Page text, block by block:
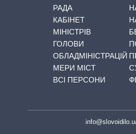
РАДА
КАБІНЕТ
МІНІСТРІВ
ГОЛОВИ
ОБЛАДМІНІСТРАЦІЙ
МЕРИ МІСТ
ВСІ ПЕРСОНИ